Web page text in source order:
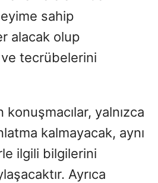
sahip
alacak olup
tecrübelerini
yalnızca
kalmayacak, aynı
ilgili bilgilerini
Ayrıca